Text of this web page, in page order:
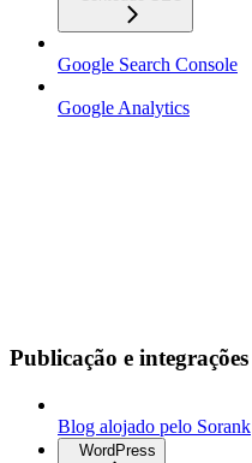
Google Search Console
Google Analytics
Publicação e integrações
Blog alojado pelo Sorank
WordPress